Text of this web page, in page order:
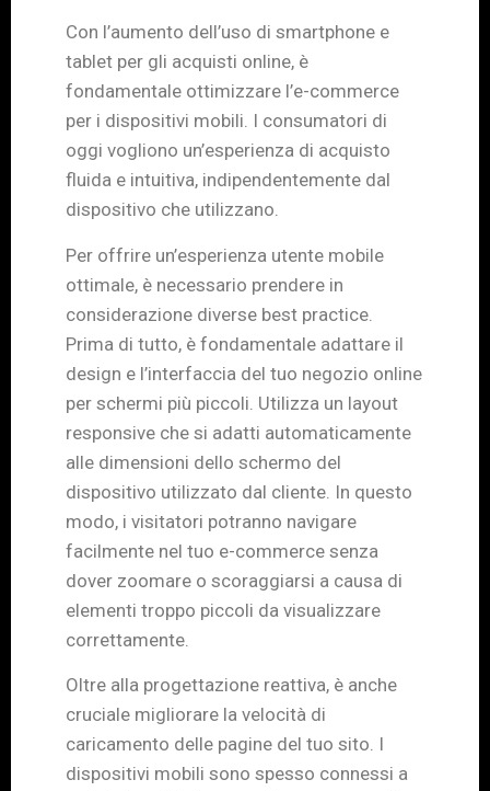
Con l’aumento dell’uso di smartphone e
tablet per gli acquisti online, è
fondamentale ottimizzare l’e-commerce
per i dispositivi mobili. I consumatori di
oggi vogliono un’esperienza di acquisto
fluida e intuitiva, indipendentemente dal
dispositivo che utilizzano.
Per offrire un’esperienza utente mobile
ottimale, è necessario prendere in
considerazione diverse best practice.
Prima di tutto, è fondamentale adattare il
design e l’interfaccia del tuo negozio online
per schermi più piccoli. Utilizza un layout
responsive che si adatti automaticamente
alle dimensioni dello schermo del
dispositivo utilizzato dal cliente. In questo
modo, i visitatori potranno navigare
facilmente nel tuo e-commerce senza
dover zoomare o scoraggiarsi a causa di
elementi troppo piccoli da visualizzare
correttamente.
Oltre alla progettazione reattiva, è anche
cruciale migliorare la velocità di
caricamento delle pagine del tuo sito. I
dispositivi mobili sono spesso connessi a